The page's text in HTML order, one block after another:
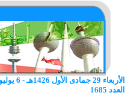
الأربعاء 29 جمادى الأول 1426هـ - 6 يوليو 2005
العدد 1685